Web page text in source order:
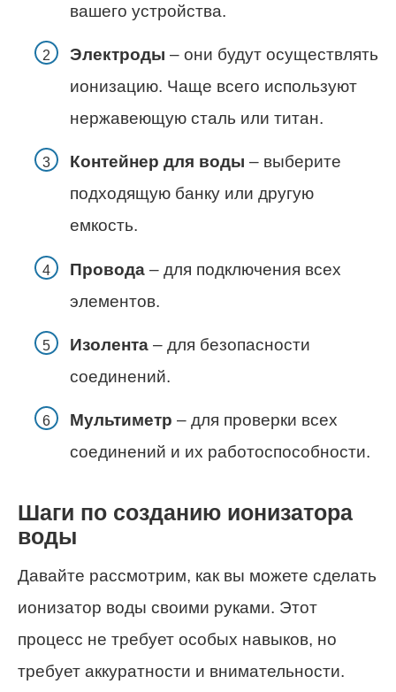
вашего устройства.
Электроды – они будут осуществлять
ионизацию. Чаще всего используют
нержавеющую сталь или титан.
Контейнер для воды – выберите
подходящую банку или другую
емкость.
Провода – для подключения всех
элементов.
Изолента – для безопасности
соединений.
Мультиметр – для проверки всех
соединений и их работоспособности.
Шаги по созданию ионизатора
воды
Давайте рассмотрим, как вы можете сделать
ионизатор воды своими руками. Этот
процесс не требует особых навыков, но
требует аккуратности и внимательности.